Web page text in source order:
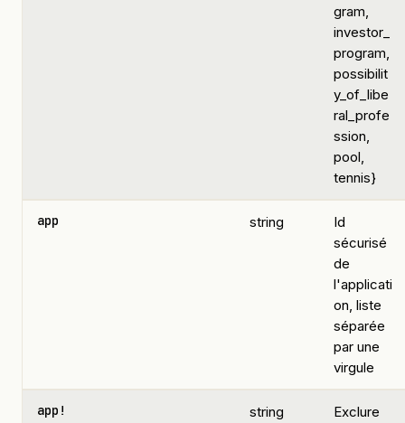
gram,
investor_
program,
possibilit
y_of_libe
ral_profe
ssion,
pool,
tennis}
app string
Id
sécurisé
de
l'applicati
on, liste
séparée
par une
virgule
app! string
Exclure